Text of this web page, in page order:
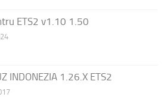
ETS2 v1.10 1.50
INDONEZIA 1.26.X ETS2